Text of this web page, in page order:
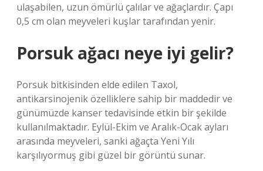
ulaşabilen, uzun ömürlü çalılar ve ağaçlardır. Çapı
0,5 cm olan meyveleri kuşlar tarafından yenir.
Porsuk ağacı neye iyi gelir?
Porsuk bitkisinden elde edilen Taxol,
antikarsinojenik özelliklere sahip bir maddedir ve
günümüzde kanser tedavisinde etkin bir şekilde
kullanılmaktadır. Eylül-Ekim ve Aralık-Ocak ayları
arasında meyveleri, sanki ağaçta Yeni Yılı
karşılıyormuş gibi güzel bir görüntü sunar.